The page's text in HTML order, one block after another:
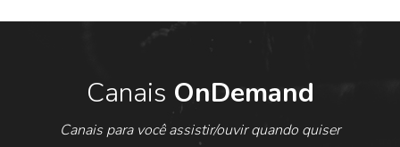
Canais OnDemand
Canais para você assistir/ouvir quando quiser